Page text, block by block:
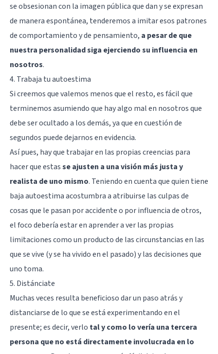
se obsesionan con la imagen pública que dan y se expresan
de manera espontánea, tenderemos a imitar esos patrones
de comportamiento y de pensamiento, a pesar de que
nuestra personalidad siga ejerciendo su influencia en
nosotros.
4. Trabaja tu autoestima
Si creemos que valemos menos que el resto, es fácil que
terminemos asumiendo que hay algo mal en nosotros que
debe ser ocultado a los demás, ya que en cuestión de
segundos puede dejarnos en evidencia.
Así pues, hay que trabajar en las propias creencias para
hacer que estasse ajusten a una visión más justa y
realista de uno mismo. Teniendo en cuenta que quien tiene
baja autoestima acostumbra a atribuirse las culpas de
cosas que le pasan por accidente o por influencia de otros,
el foco debería estar en aprender a ver las propias
limitaciones como un producto de las circunstancias en las
que se vive (y se ha vivido en el pasado) y las decisiones que
uno toma.
5. Distánciate
Muchas veces resulta beneficioso dar un paso atrás y
distanciarse de lo que se está experimentando en el
presente; es decir, verlo tal y como lo vería una tercera
persona que no está directamente involucrada en lo